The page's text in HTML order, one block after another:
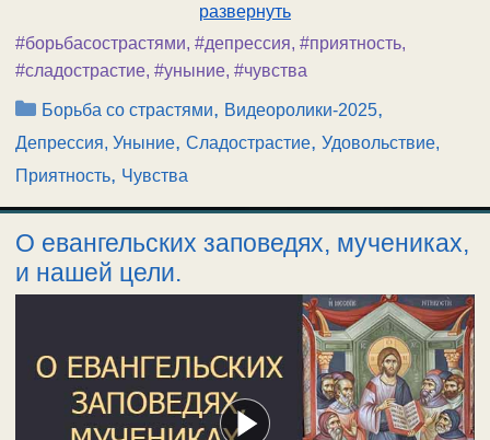
развернуть
#борьбасострастями, #депрессия, #приятность,
#сладострастие, #уныние, #чувства
Рубрики
Борьба со страстями, Видеоролики-2025,
Депрессия, Уныние, Сладострастие, Удовольствие,
Приятность, Чувства
О евангельских заповедях, мучениках,
и нашей цели.